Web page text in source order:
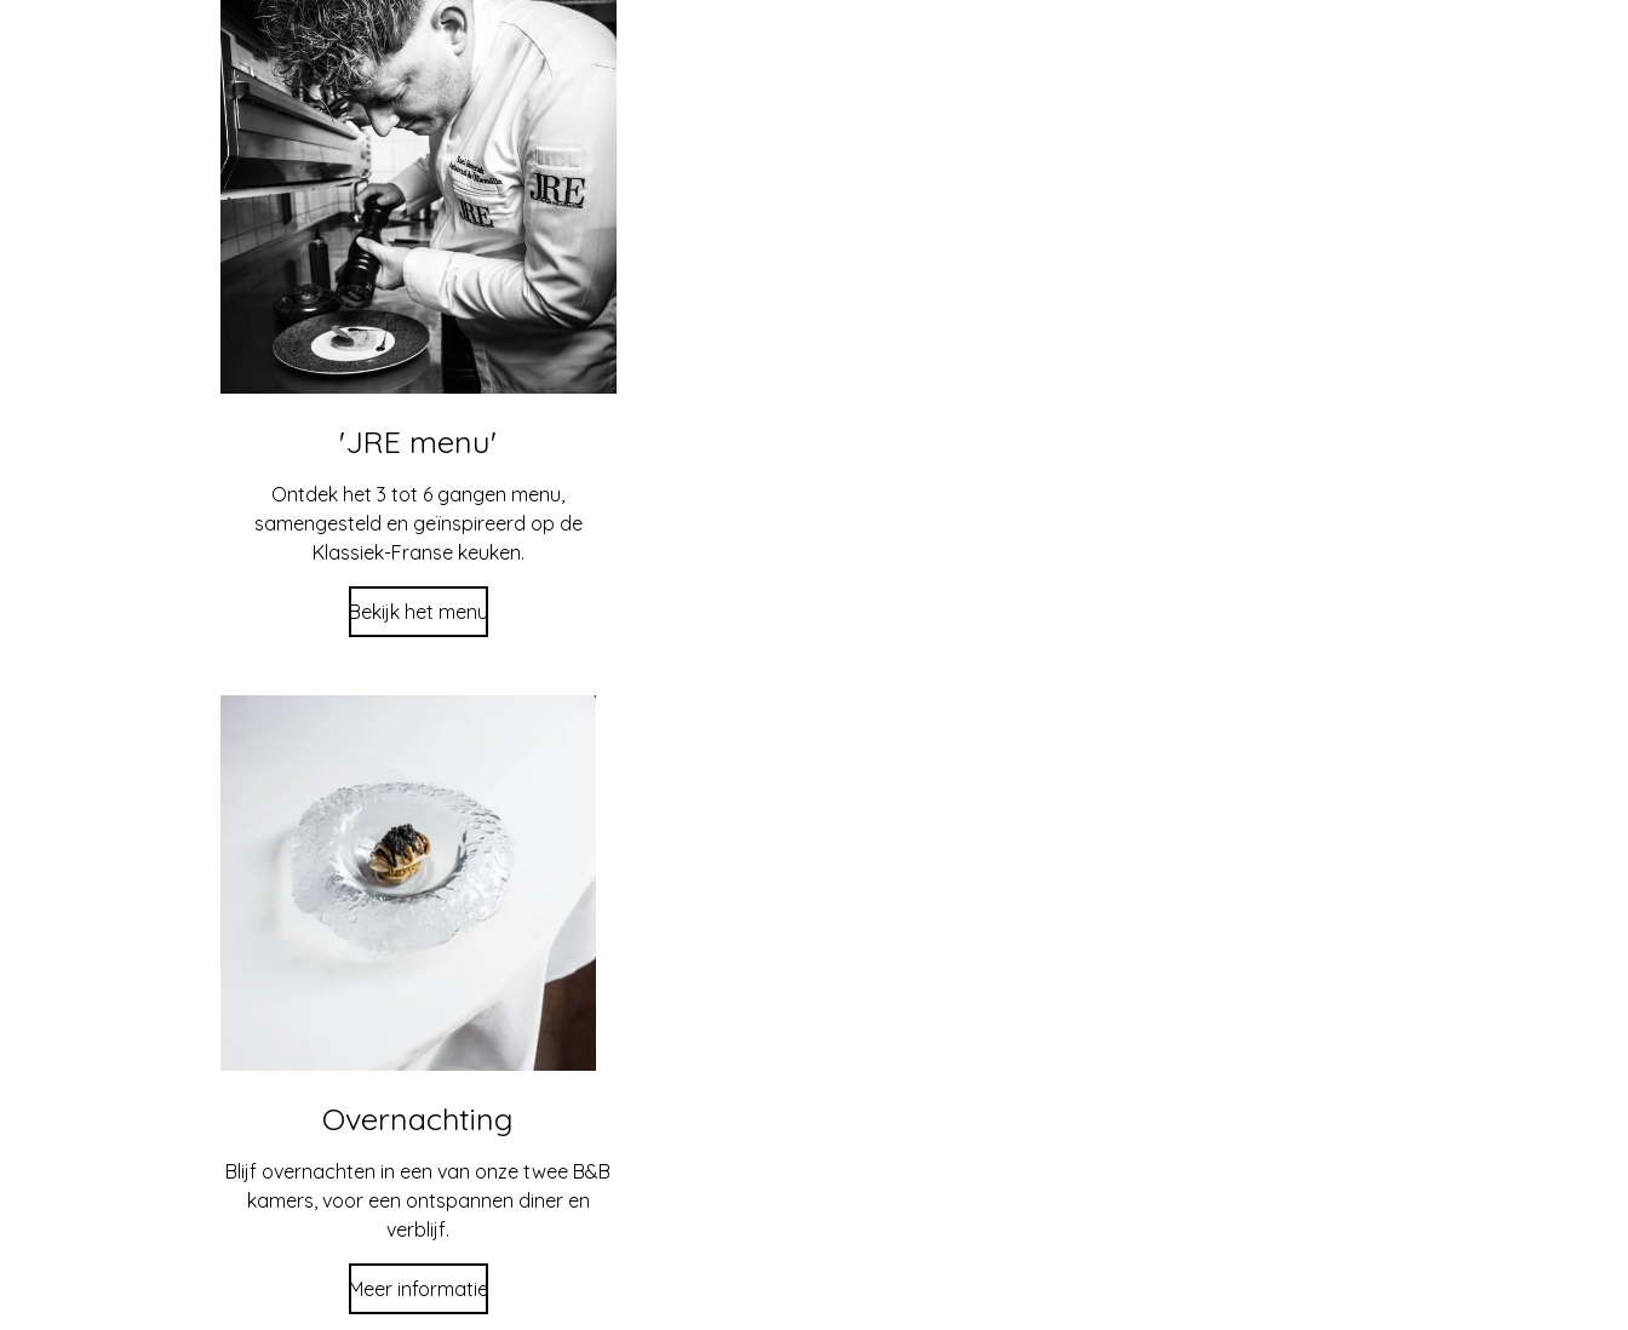
'JRE menu'
Ontdek het 3 tot 6 gangen menu,
samengesteld en geïnspireerd op de
Klassiek-Franse keuken.
Bekijk het menu
Overnachting
Blijf overnachten in een van onze twee B&B
kamers, voor een ontspannen diner en
verblijf.
Meer informatie